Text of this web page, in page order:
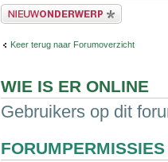
Plaats een nieuw bericht
Keer terug naar Forumoverzicht
WIE IS ER ONLINE
Gebruikers op dit
FORUMPERMISSIES